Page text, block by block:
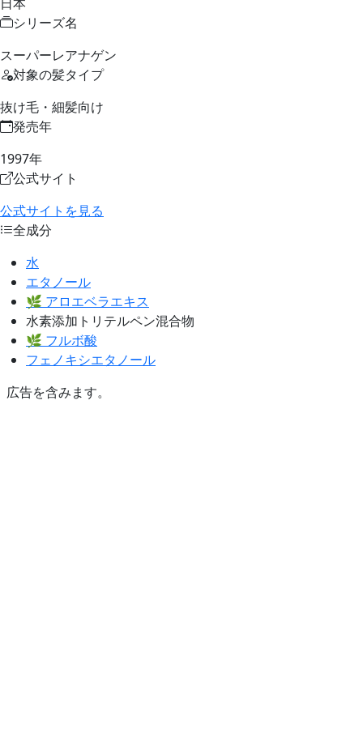
シリーズ名
スーパーレアナゲン
対象の髪タイプ
抜け毛・細髪向け
発売年
1997年
公式サイト
公式サイトを見る
全成分
水
エタノール
🌿 アロエベラエキス
水素添加トリテルペン混合物
🌿 フルボ酸
フェノキシエタノール
広告を含みます。